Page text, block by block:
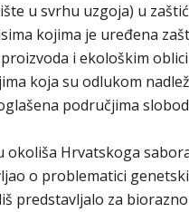
u svrhu uzgoja) u
kojima je uređena
i ekološkim
koja su odlukom
područjima
okoliša Hrvatskoga
o problematici
predstavljalo za